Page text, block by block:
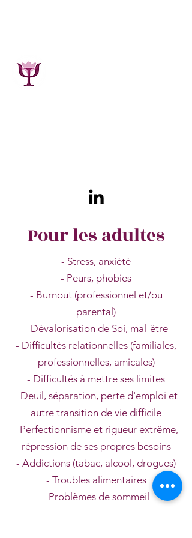
Pour les adultes
- Stress, anxiété
- Peurs, phobies
- Burnout (professionnel et/ou
parental)
- Dévalorisation de Soi, mal-être
- Difficultés relationnelles (familiales,
professionnelles, amicales)
- Difficultés à mettre ses limites
- Deuil, séparation, perte d'emploi et
autre transition de vie difficile
- Perfectionnisme et rigueur extrême,
répression de ses propres besoins
- Addictions (tabac, alcool, drogues)
- Troubles alimentaires
- Problèmes de sommeil
- Stress post traumatique